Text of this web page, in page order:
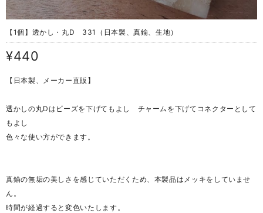
【1個】透かし・丸D 331（日本製、真鍮、生地）
¥440
【日本製、メーカー直販】
透かしの丸Dはビーズを下げてもよし チャームを下げてコネクターとして
もよし
色々な使い方ができます。
真鍮の無垢の美しさを感じていただくため、本製品はメッキをしていませ
ん。
時間が経過すると変色いたします。